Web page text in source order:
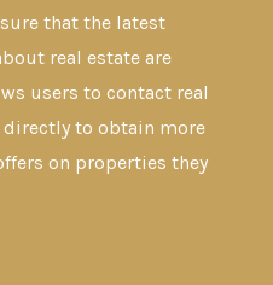
that the latest
real estate are
users to contact real
directly to obtain more
on properties they